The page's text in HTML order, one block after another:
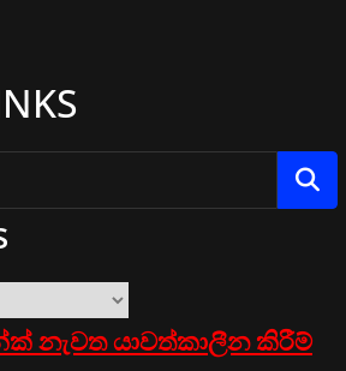
නැවත යාවත්කාලීන කිරීම්